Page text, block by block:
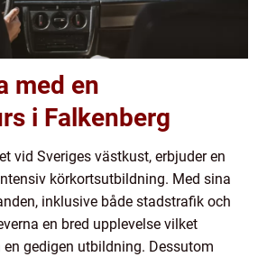
med en
i Falkenberg
vid Sveriges västkust, erbjuder en
körkortsutbildning. Med sina
inklusive både stadstrafik och
en bred upplevelse vilket
gedigen utbildning. Dessutom